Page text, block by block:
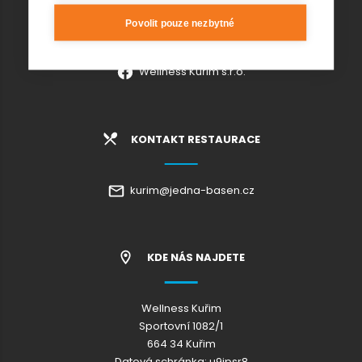
Wellness Kuřim s.r.o.
KONTAKT RESTAURACE
kurim@jedna-basen.cz
KDE NÁS NAJDETE
Wellness Kuřim
Sportovní 1082/1
664 34 Kuřim
Povolit pouze nezbytné